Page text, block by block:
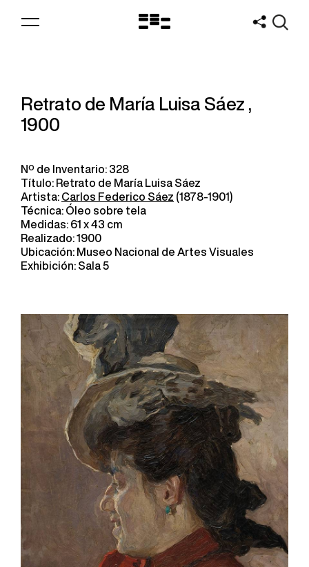
Logo
Retrato de María Luisa Sáez ,
1900
Nº de Inventario: 328
Título: Retrato de María Luisa Sáez
Artista: Carlos Federico Sáez (1878-1901)
Técnica: Óleo sobre tela
Medidas: 61 x 43 cm
Realizado: 1900
Ubicación: Museo Nacional de Artes Visuales
Exhibición: Sala 5